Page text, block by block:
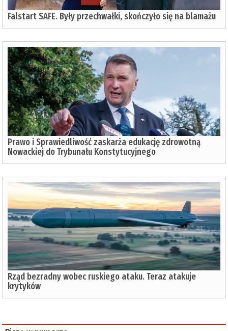
Falstart SAFE. Były przechwałki, skończyło się na blamażu
Prawo i Sprawiedliwość zaskarża edukację zdrowotną
Nowackiej do Trybunału Konstytucyjnego
Rząd bezradny wobec ruskiego ataku. Teraz atakuje
krytyków